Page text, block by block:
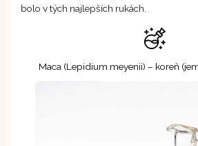
bolo v tých najlepších rukách.
Maca (Lepidium meyenii) – koreň